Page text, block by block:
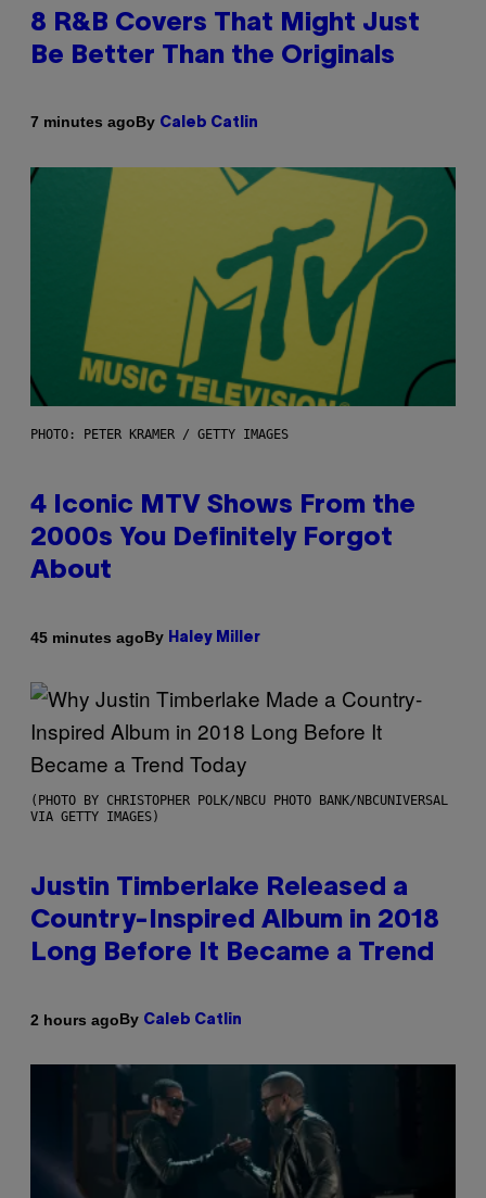
8 R&B Covers That Might Just
Be Better Than the Originals
7 minutes agoBy Caleb Catlin
PHOTO: PETER KRAMER / GETTY IMAGES
4 Iconic MTV Shows From the
2000s You Definitely Forgot
About
45 minutes agoBy Haley Miller
(PHOTO BY CHRISTOPHER POLK/NBCU PHOTO BANK/NBCUNIVERSAL
VIA GETTY IMAGES)
Justin Timberlake Released a
Country-Inspired Album in 2018
Long Before It Became a Trend
2 hours agoBy Caleb Catlin